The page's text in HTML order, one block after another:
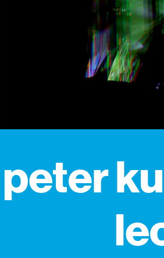
peter